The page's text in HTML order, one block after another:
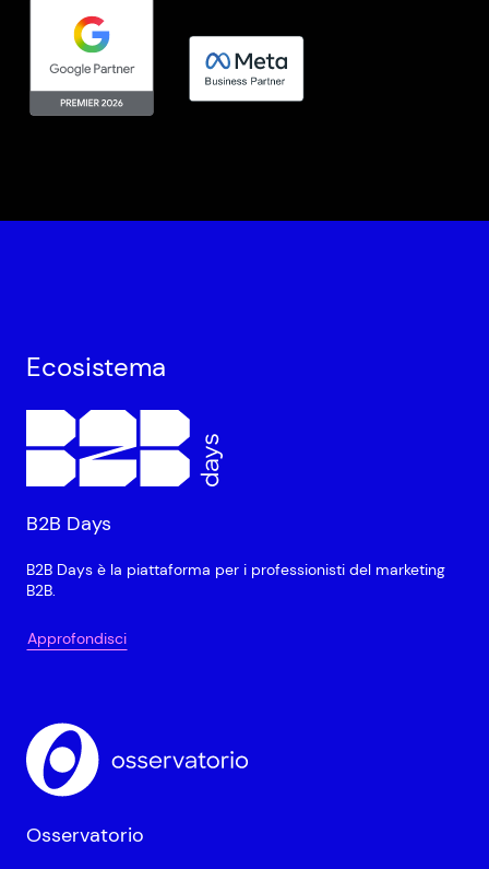
Ecosistema
B2B Days
B2B Days è la piattaforma per i professionisti del marketing
B2B.
Approfondisci
Osservatorio